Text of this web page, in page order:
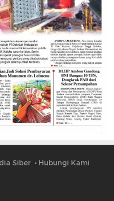
Siber Hubungi Kami